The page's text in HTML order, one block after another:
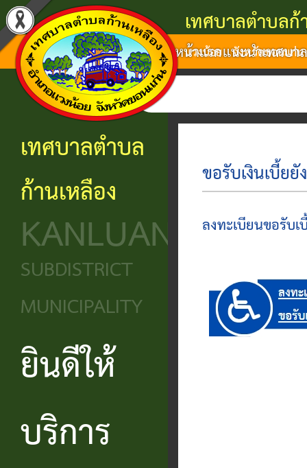
เทศบาลตำบลก้
แวงน้อย จังหวัดขอนแก่น
หน้าแรกแนะนำเทศบา
แนะนำ
เทศบาล
ความ
เป็นมา
ข้อมูล
พื้น
ฐาน
วิสัยทัศน์
และ
ยุทธศาสตร์
อำนาจ
หน้าที่
งาน
บริการ
ประชาชน
บริการ
ประชาชน
ศูนย์ช่วย
ประชาชน
แบบ
ฟอร์ม
ต่างๆ
แบบสอบถาม
โครงสร้าง
องค์กร
เทศบาล
โครงสร้าง
นิติบัญญัติ
โครงสร้าง
บริหาร
โครงสร้าง
ส่วน
ราชการ
สำนัก
ศูนย์
ข้อมูล
ข่าวสาร
และ
แผน
งาน
ข้อมูล
ข่าวสาร
สถานะ
ทางการ
ติดต่อ
ข้อมูล
ติดต่อ
แจ้ง
ความ
เดือด
ร้อน
ร้อง
ร้อง
ทุกข์
กระดาน
สนทนา
เทศบาลตำบล
ก้านเหลือง
KANLUANG
SUBDISTRICT
MUNICIPALITY
ยินดีให้
บริการ
ขอรับเงินเบี้ย
ลงทะเบียนขอรับ